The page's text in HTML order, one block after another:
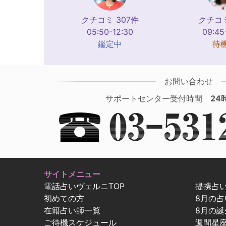
クチコミ 307件
05:50-12:30
鑑定中
クチコ
待
お問い合わせ
サポートセンター受付時間 24
サイトメニュー
電話占いヴェルニTOP
初めての方
在籍占い師一覧
ご待機スケジュール
提携占
8月の
8月の
週間星